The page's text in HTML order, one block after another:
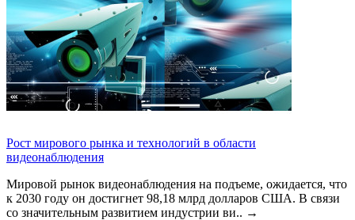
Рост мирового рынка и технологий в области
видеонаблюдения
Мировой рынок видеонаблюдения на подъеме, ожидается, что
к 2030 году он достигнет 98,18 млрд долларов США. В связи
со значительным развитием индустрии ви.. →